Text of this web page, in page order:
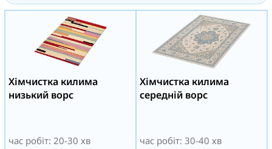
Хімчистка килима
низький ворс
час робіт: 20-30 хв
Хімчистка килима
середній ворс
час робіт: 30-40 хв